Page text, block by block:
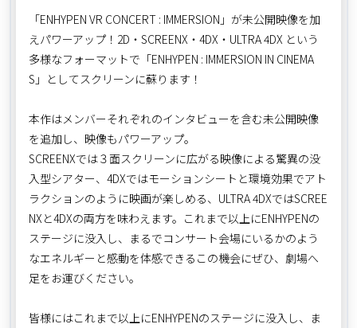
「ENHYPEN VR CONCERT : IMMERSION」が未公開映像を加
えパワーアップ！2D・SCREENX・4DX・ULTRA 4DX という
多様なフォーマットで「ENHYPEN : IMMERSION IN CINEMA
S」としてスクリーンに蘇ります！
本作はメンバーそれぞれのインタビューを含む未公開映像
を追加し、映像もパワーアップ。
SCREENXでは３面スクリーンに広がる映像による驚異の没
入型シアター、4DXではモーションシートと環境効果でアト
ラクションのように映画が楽しめる、ULTRA 4DXではSCREE
NXと4DXの両方を味わえます。これまで以上にENHYPENの
ステージに没入し、まるでコンサート会場にいるかのよう
なエネルギーと感動を体感できるこの機会にぜひ、劇場へ
足をお運びください。
皆様にはこれまで以上にENHYPENのステージに没入し、ま